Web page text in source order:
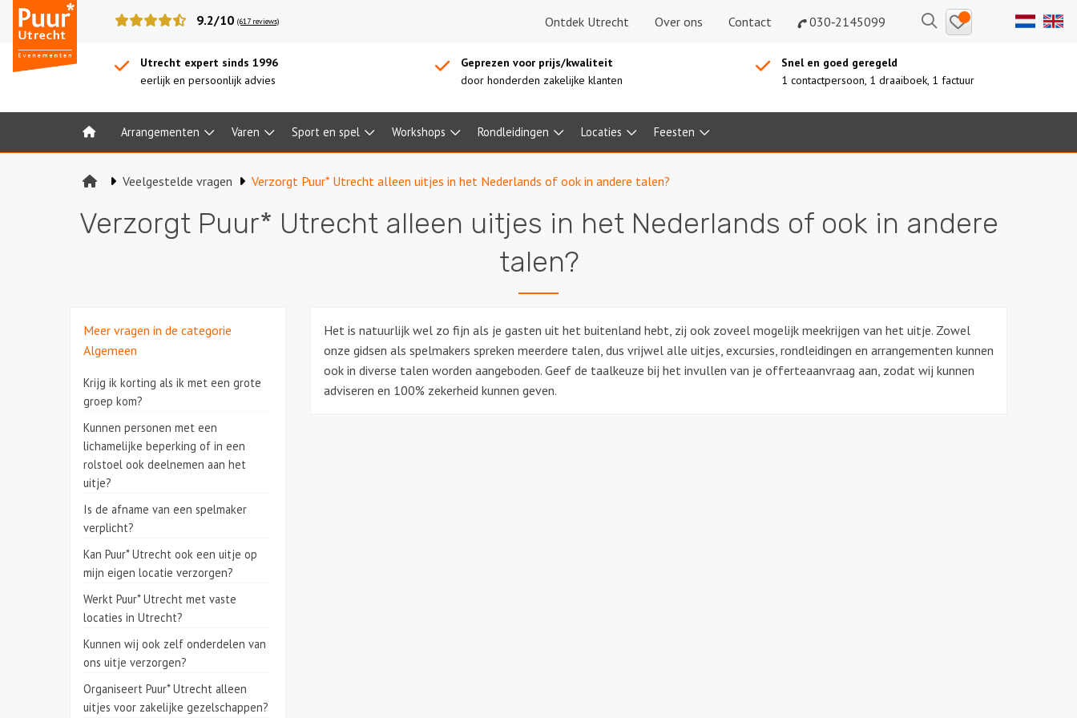
Puur*
Utrecht
bedrijfsuitjes
9.2/10 (617 reviews) Ontdek Utrecht Over ons Contact 030‑2145099 ZoekenBewaarde
uitjes
Utrecht expert sinds 1996
eerlijk en persoonlijk advies
Geprezen voor prijs/kwaliteit
door honderden zakelijke klanten
Snel en goed geregeld
1 contactpersoon, 1 draaiboek, 1 factuur
Home Arrangementen Varen Sport en spel Workshops Rondleidingen Locaties Feesten
Veelgestelde vragen Verzorgt Puur* Utrecht alleen uitjes in het Nederlands of ook in andere talen?
Verzorgt Puur* Utrecht alleen uitjes in het Nederlands of ook in andere
talen?
Meer vragen in de categorie
Algemeen
Krijg ik korting als ik met een grote
groep kom?
Kunnen personen met een
lichamelijke beperking of in een
rolstoel ook deelnemen aan het
uitje?
Is de afname van een spelmaker
verplicht?
Kan Puur* Utrecht ook een uitje op
mijn eigen locatie verzorgen?
Werkt Puur* Utrecht met vaste
locaties in Utrecht?
Kunnen wij ook zelf onderdelen van
ons uitje verzorgen?
Organiseert Puur* Utrecht alleen
uitjes voor zakelijke gezelschappen?
Het is natuurlijk wel zo fijn als je gasten uit het buitenland hebt, zij ook zoveel mogelijk meekrijgen van het uitje. Zowel
onze gidsen als spelmakers spreken meerdere talen, dus vrijwel alle uitjes, excursies, rondleidingen en arrangementen kunnen
ook in diverse talen worden aangeboden. Geef de taalkeuze bij het invullen van je offerteaanvraag aan, zodat wij kunnen
adviseren en 100% zekerheid kunnen geven.